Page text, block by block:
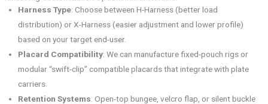
Harness Type: Choose between H-Harness (better load
distribution) or X-Harness (easier adjustment and lower profile)
based on your target end-user.
Placard Compatibility: We can manufacture fixed-pouch rigs or
modular “swift-clip” compatible placards that integrate with plate
carriers.
Retention Systems: Open-top bungee, velcro flap, or silent buckle